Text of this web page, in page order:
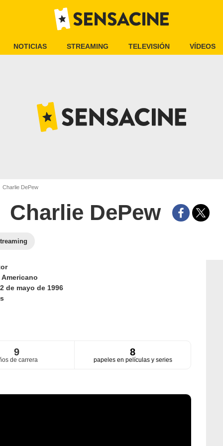
NOTICIAS STREAMING TELEVISIÓN VÍDEOS
Charlie DePew
Charlie DePew
Americano
de mayo de 1996
9
de carrera
8
papeles en películas y series